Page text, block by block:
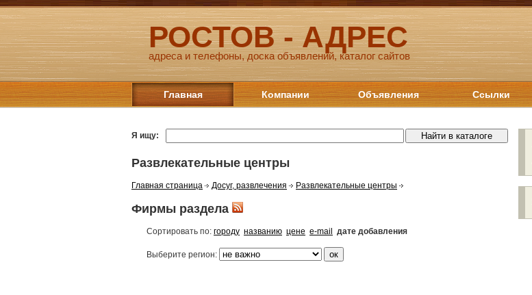
РОСТОВ - АДРЕС
адреса и телефоны, доска объявлений, каталог сайтов
Главная Компании Объявления Ссылки
Я ищу:
Развлекательные центры
Главная страница Досуг, развлечения Развлекательные центры
Фирмы раздела
Сортировать по: городу названию цене e-mail дате добавления
Выберите регион: